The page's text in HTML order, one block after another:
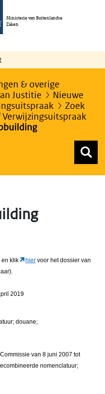
Ministerie van Buitenlandse
Zaken
& overige
Justitie
Nieuwe
Zoek
Verwijzingsuitspraak
en klik hier voor het dossier van
2019
douane;
van 8 juni 2007 tot
nomenclatuur;